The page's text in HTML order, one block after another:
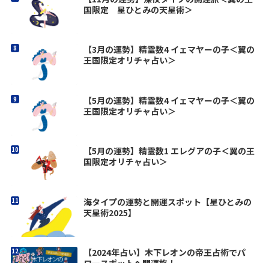
国限定 星ひとみの天星術＞
【3月の運勢】精霊数4 イェマヤーの子＜翼の
王国限定オリチャ占い＞
【5月の運勢】精霊数4 イェマヤーの子＜翼の
王国限定オリチャ占い＞
【5月の運勢】精霊数1 エレグアの子＜翼の王
国限定オリチャ占い＞
海タイプの運勢と開運スポット【星ひとみの
天星術2025】
【2024年占い】木下レオンの帝王占術でパ